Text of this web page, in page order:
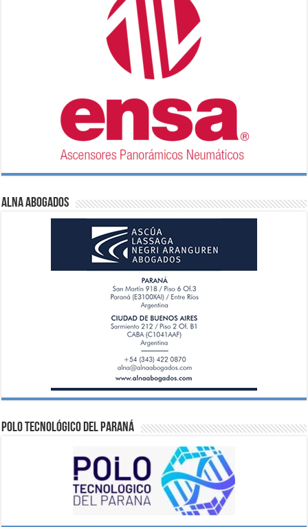
ALNA Abogados
Polo Tecnológico del Paraná